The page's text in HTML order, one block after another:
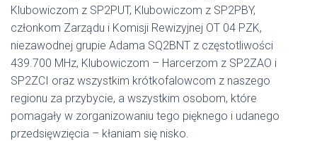
Klubowiczom z SP2PUT, Klubowiczom z SP2PBY,
członkom Zarządu i Komisji Rewizyjnej OT 04 PZK,
niezawodnej grupie Adama SQ2BNT z częstotliwości
439.700 MHz, Klubowiczom – Harcerzom z SP2ZAO i
SP2ZCI oraz wszystkim krótkofalowcom z naszego
regionu za przybycie, a wszystkim osobom, które
pomagały w zorganizowaniu tego pięknego i udanego
przedsięwzięcia – kłaniam się nisko.